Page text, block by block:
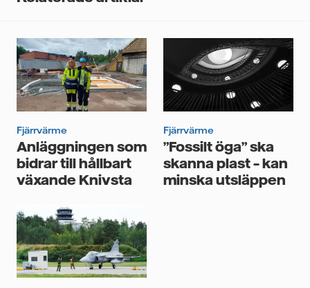
personuppgifter.
Jag samtycker till att Vattenfall behandlar mina
personuppgifter för att kunna skicka mig
nyhetsbrevet.*
Fjärrvärme
Anläggningen som
bidrar till hållbart
växande Knivsta
Fjärrvärme
”Fossilt öga” ska
skanna plast – kan
minska utsläppen